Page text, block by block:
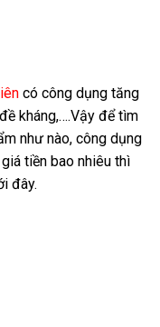
có công dụng tăng
kháng,….Vậy để tìm
như nào, công dụng
tiền bao nhiêu thì
đây.